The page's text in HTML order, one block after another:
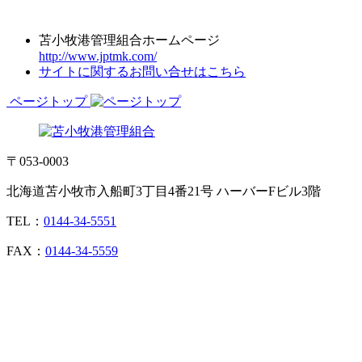
苫小牧港管理組合ホームページ
http://www.jptmk.com/
サイトに関するお問い合せはこちら
ページトップ
〒053-0003
北海道苫小牧市入船町3丁目4番21号 ハーバーFビル3階
TEL： 0144-34-5551
FAX： 0144-34-5559